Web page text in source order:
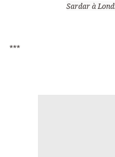
Sardar à
***